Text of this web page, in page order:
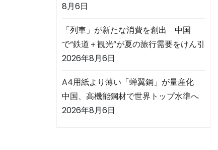
8月6日
「列車」が新たな消費を創出 中国
で“鉄道＋観光”が夏の旅行需要をけん引
2026年8月6日
A4用紙より薄い「蝉翼鋼」が量産化
中国、高機能鋼材で世界トップ水準へ
2026年8月6日